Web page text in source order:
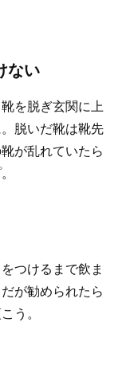
ない
を脱ぎ玄関に上
脱いだ靴は靴先
が乱れていたら
つけるまで飲ま
が勧められたら
う。